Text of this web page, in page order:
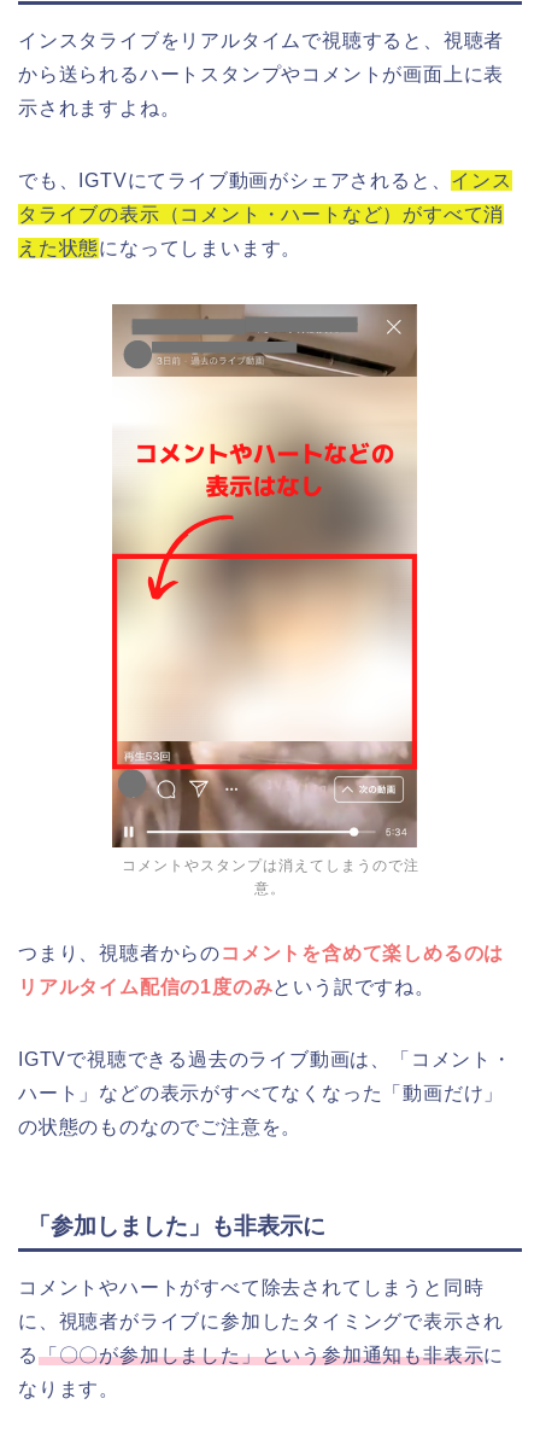
インスタライブをリアルタイムで視聴すると、視聴者
から送られるハートスタンプやコメントが画面上に表
示されますよね。
でも、IGTVにてライブ動画がシェアされると、 インス
タライブの表示（コメント・ハートなど）がすべて消
えた状態になってしまいます。
コメントやスタンプは消えてしまうので注
意。
つまり、視聴者からのコメントを含めて楽しめるのは
リアルタイム配信の1度のみという訳ですね。
IGTVで視聴できる過去のライブ動画は、「コメント・
ハート」などの表示がすべてなくなった「動画だけ」
の状態のものなのでご注意を。
「参加しました」も非表示に
コメントやハートがすべて除去されてしまうと同時
に、視聴者がライブに参加したタイミングで表示され
る「〇〇が参加しました」という参加通知も非表示に
なります。